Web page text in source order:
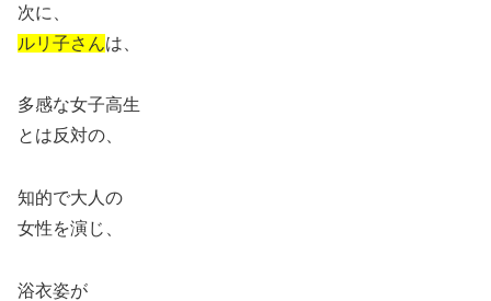
次に、
ルリ子さんは、
多感な女子高生
とは反対の、
知的で大人の
女性を演じ、
浴衣姿が